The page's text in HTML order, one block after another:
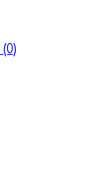
(0)